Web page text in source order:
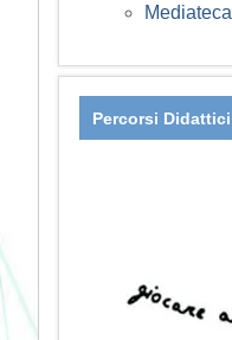
Mediateca
Percorsi Didattici